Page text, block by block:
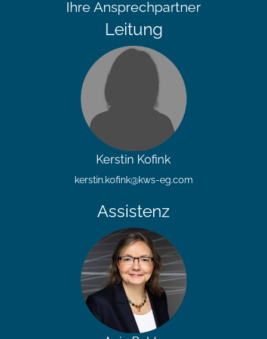
Ihre Ansprechpartner
Leitung
Kerstin Kofink
kerstin.kofink@kws-eg.com
Assistenz